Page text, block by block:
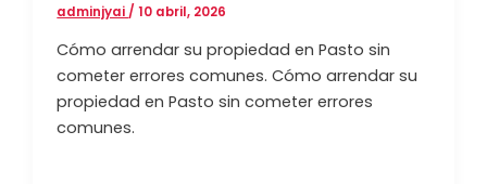
adminjyai /10 abril, 2026
Cómo arrendar su propiedad en Pasto sin
cometer errores comunes. Cómo arrendar su
propiedad en Pasto sin cometer errores
comunes.